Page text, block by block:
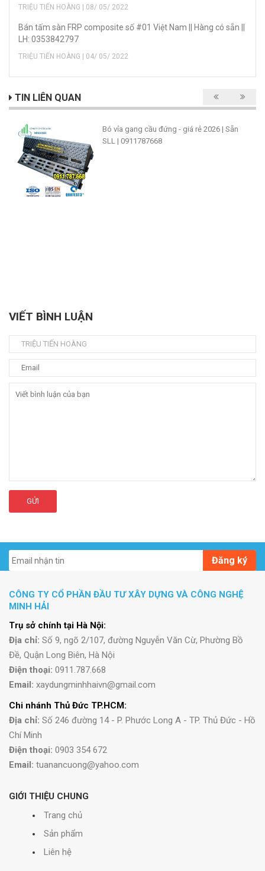
TRIỆU TIẾN HOÀNG | 08/ 05/ 2022
Bán tấm sàn FRP composite số #01 Việt Nam || Hàng có sẵn ||
LH: 0353842797
TRIỆU TIẾN HOÀNG | 04/ 05/ 2022
TIN LIÊN QUAN
Bó vỉa gang cầu đứng - giá rẻ 2026 | Sẵn
SLL | 0911787668
VIẾT BÌNH LUẬN
GỬI
Đăng ký
CÔNG TY CỔ PHẦN ĐẦU TƯ XÂY DỰNG VÀ CÔNG NGHỆ
MINH HẢI
Trụ sở chính tại Hà Nội:
Địa chỉ: Số 9, ngõ 2/107, đường Nguyễn Văn Cừ, Phường Bồ
Đề, Quận Long Biên, Hà Nội
Điện thoại: 0911.787.668
Email: xaydungminhhaivn@gmail.com
Chi nhánh Thủ Đức TP.HCM:
Địa chỉ: Số 246 đường 14 - P. Phước Long A - TP. Thủ Đức - Hồ
Chí Minh
Điện thoại: 0903 354 672
Email: tuanancuong@yahoo.com
GIỚI THIỆU CHUNG
Trang chủ
Sản phẩm
Liên hệ